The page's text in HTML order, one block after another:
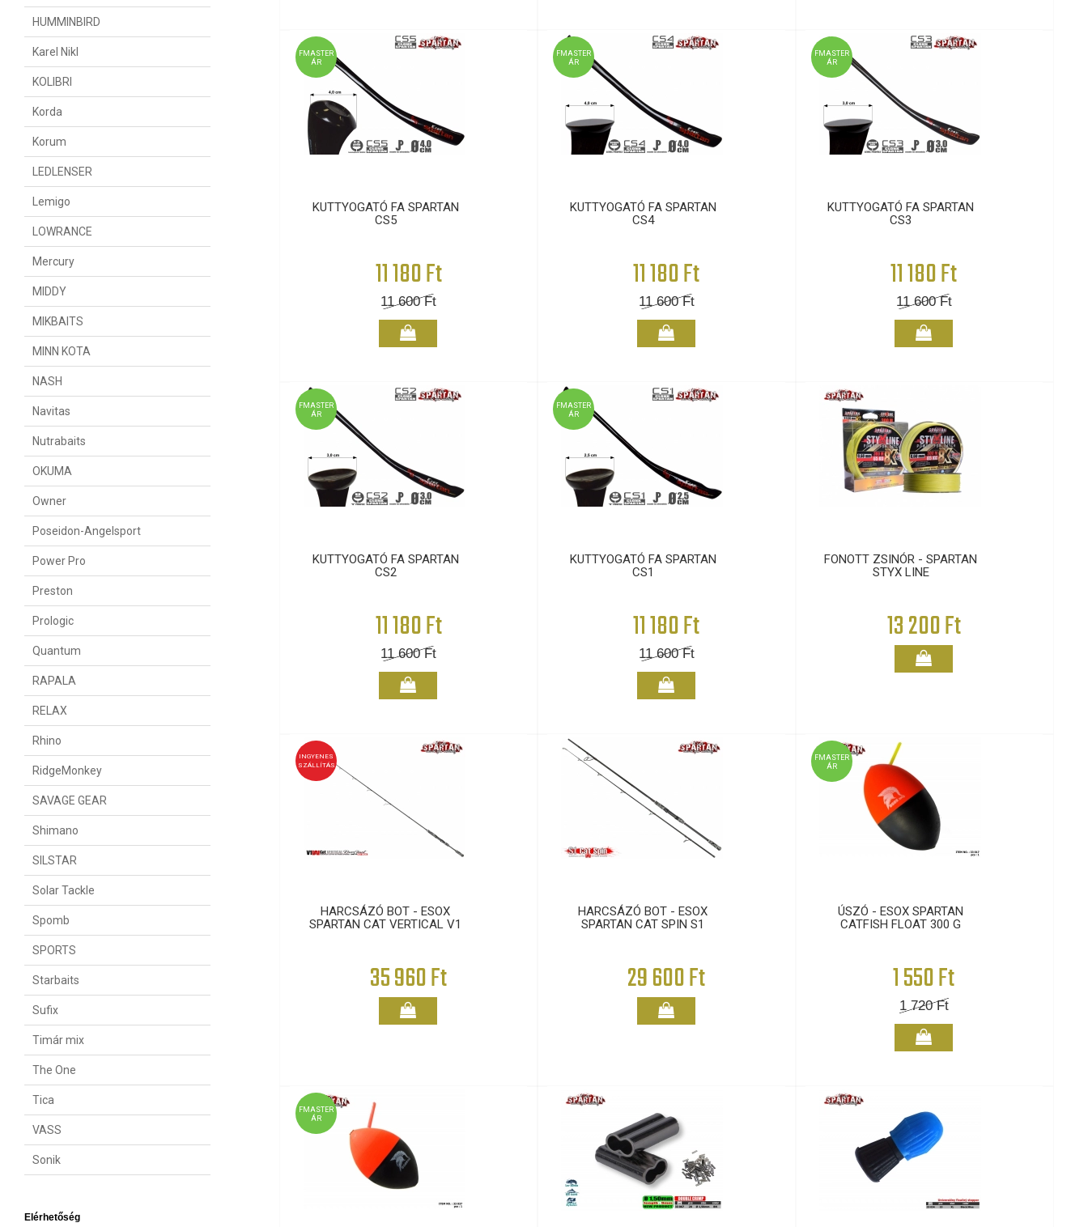
FMASTER
ÁR
KUTTYOGATÓ FA SPARTAN
CS5
11 180 Ft
11 600Ft
FMASTER
ÁR
KUTTYOGATÓ FA SPARTAN
CS4
11 180 Ft
11 600Ft
FMASTER
ÁR
KUTTYOGATÓ FA SPARTAN
CS3
11 180 Ft
11 600Ft
FMASTER
ÁR
KUTTYOGATÓ FA SPARTAN
CS2
11 180 Ft
11 600Ft
FMASTER
ÁR
KUTTYOGATÓ FA SPARTAN
CS1
11 180 Ft
11 600Ft
FONOTT ZSINÓR - SPARTAN
STYX LINE
13 200 Ft
INGYENES
SZÁLLÍTÁS
HARCSÁZÓ BOT - ESOX
SPARTAN CAT VERTICAL V1
35 960 Ft
HARCSÁZÓ BOT - ESOX
SPARTAN CAT SPIN S1
29 600 Ft
FMASTER
ÁR
ÚSZÓ - ESOX SPARTAN
CATFISH FLOAT 300 G
1 550 Ft
1 720Ft
FMASTER
ÁR
HUMMINBIRD
Karel Nikl
KOLIBRI
Korda
Korum
LEDLENSER
Lemigo
LOWRANCE
Mercury
MIDDY
MIKBAITS
MINN KOTA
NASH
Navitas
Nutrabaits
OKUMA
Owner
Poseidon-Angelsport
Power Pro
Preston
Prologic
Quantum
RAPALA
RELAX
Rhino
RidgeMonkey
SAVAGE GEAR
Shimano
SILSTAR
Solar Tackle
Spomb
SPORTS
Starbaits
Sufix
Timár mix
The One
Tica
VASS
Sonik
Elérhetőség